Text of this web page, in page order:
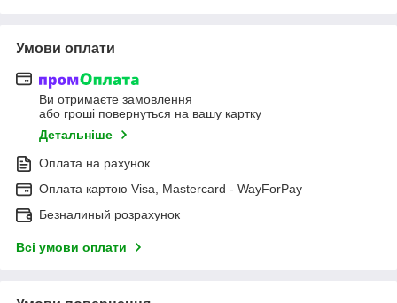
Умови оплати
Ви отримаєте замовлення
або гроші повернуться на вашу картку
Детальніше
Оплата на рахунок
Оплата картою Visa, Mastercard - WayForPay
Безналиный розрахунок
Всі умови оплати